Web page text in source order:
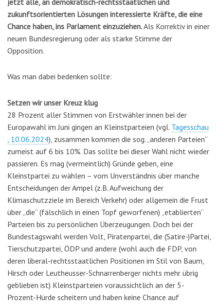
zukunftsorientierten Lösungen interessierte Kräfte, die eine
Chance haben, ins Parlament einzuziehen.Als Korrektiv in einer
neuen Bundesregierung oder als starke Stimme der
Opposition.
Was man dabei bedenken sollte:
Setzen wir unser Kreuz klug
28 Prozent aller Stimmen von Erstwähler:innen bei der
Europawahl im Juni gingen an Kleinstparteien (vgl. Tagesschau
, 10.06.2024), zusammen kommen die sog. „anderen Parteien“
zumeist auf 6 bis 10%. Das sollte bei dieser Wahl nicht wieder
passieren. Es mag (vermeintlich) Gründe geben, eine
Kleinstpartei zu wählen – vom Unverständnis über manche
Entscheidungen der Ampel (z.B. Aufweichung der
Klimaschutzziele im Bereich Verkehr) oder allgemein die Frust
über „die“ (fälschlich in einen Topf geworfenen) „etablierten“
Parteien bis zu persönlichen Überzeugungen. Doch bei der
Bundestagswahl werden Volt, Piratenpartei, die (Satire-)Partei,
Tierschutzpartei, ÖDP und andere (wohl auch die FDP, von
deren liberal-rechtsstaatlichen Positionen im Stil von Baum,
Hirsch oder Leutheusser-Schnarrenberger nichts mehr übrig
geblieben ist) Kleinstparteien voraussichtlich an der 5-
Prozent-Hürde scheitern und haben keine Chance auf